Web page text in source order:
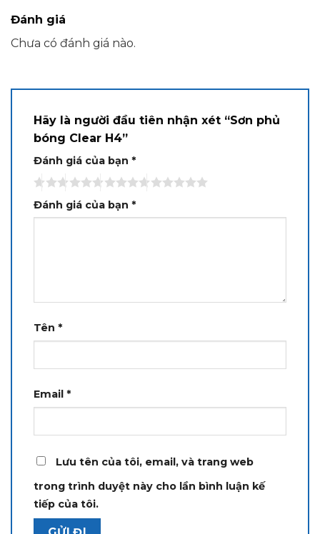
Đánh giá
Chưa có đánh giá nào.
Hãy là người đầu tiên nhận xét “Sơn phủ
bóng Clear H4”
Đánh giá của bạn *
Đánh giá của bạn *
Tên *
Email *
Lưu tên của tôi, email, và trang web
trong trình duyệt này cho lần bình luận kế
tiếp của tôi.